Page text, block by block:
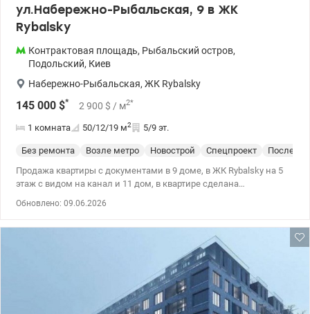
ул.Набережно-Рыбальская, 9 в ЖК
Rybalsky
Контрактовая площадь, Рыбальский остров,
Подольский, Киев
Набережно-Рыбальская, ЖК Rybalsky
145 000 $* 2 900 $ / м2*
1 комната 50/12/19 м2 5/9 эт.
Без ремонта Возле метро Новострой Спецпроект
После
Продажа квартиры с документами в 9 доме, в ЖК Rybalsky на 5
этаж с видом на канал и 11 дом, в квартире сделана
Обновлено: 09.06.2026